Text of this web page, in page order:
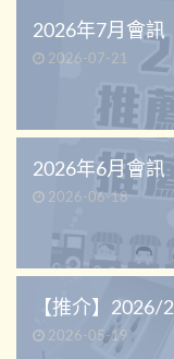
2026年7月會訊
2026-07-21
2026年6月會訊
2026-06-18
【推介】2026/
2026-05-19